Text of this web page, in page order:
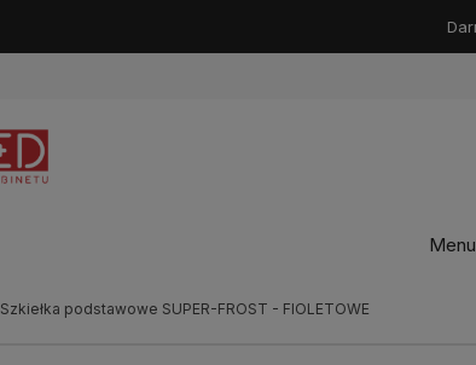
Menu
Szkiełka podstawowe SUPER-FROST - FIOLETOWE